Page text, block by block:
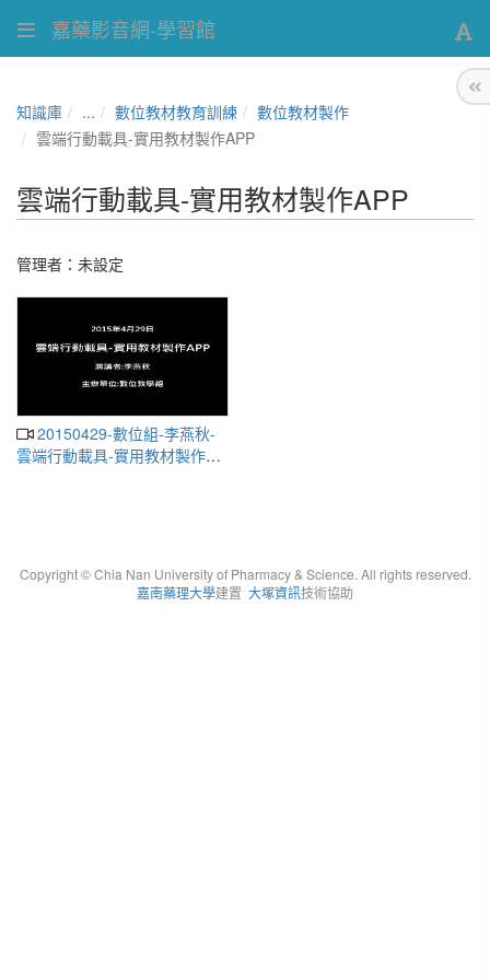
嘉藥影音網-學習館
知識庫 ... 數位教材教育訓練
數位教材製作
雲端行動載具-實用教材製作APP
雲端行動載具-實用教材製作APP
管理者：未設定
20150429-數位組-李燕秋-
雲端行動載具-實用教材製作
Copyright © Chia Nan University of Pharmacy & Science. All rights reserved.
嘉南藥理大學建置 大塚資訊技術協助